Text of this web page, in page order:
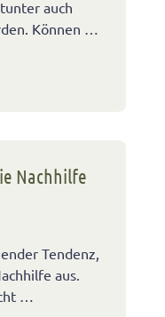
auch
Können …
Nachhilfe
Tendenz,
aus.
…